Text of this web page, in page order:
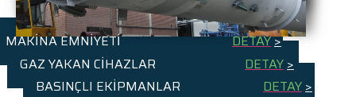
EMNİYETİDETAY>
GAZ YAKAN CİHAZLAR DETAY >
BASINÇLI EKİPMANLAR DETAY >